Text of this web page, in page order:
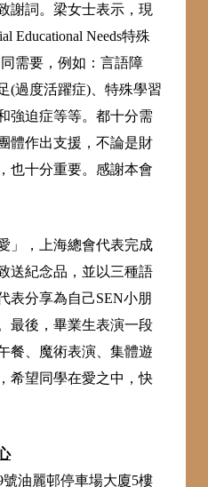
謝詞。梁女士表示，現
Educational Needs特殊
需要，例如：言語障
(過度活躍症)、特殊學習
強迫症等等。都十分需
體作出支援，不論是財
也十分重要。感謝本會
」，上海總會代表完成
送紀念品，並以三種語
表分享為自己SEN小朋
最後，畢業生表演一段
餐、魔術表演、集體遊
希望同學在愛之中，快
油麗邨停車場大廈5樓